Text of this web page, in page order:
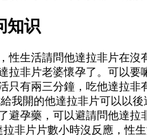
知识
生活請問他達拉非片在
非片老婆懷孕了。可以
有兩三分鐘，吃他達拉
開的他達拉非片可以以
孕藥，可以避請問他達
非片片數小時沒反應，性